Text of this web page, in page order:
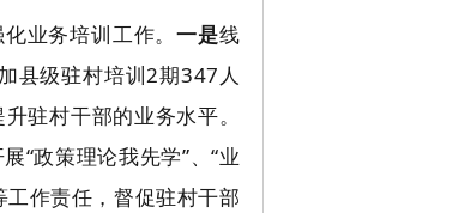
化业务培训工作。一是线
县级驻村培训2期347人
驻村干部的业务水平。
“政策理论我先学”、“业
作责任，督促驻村干部